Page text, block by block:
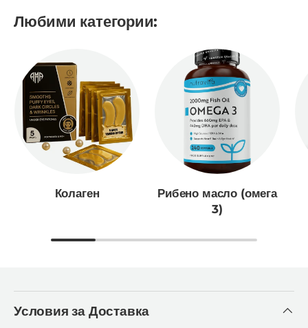
Любими категории:
Колаген
Рибено масло (омега
3)
Условия за Доставка